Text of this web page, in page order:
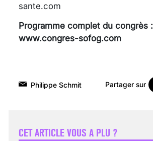
sante.com
Programme complet du congrès :
www.congres-sofog.com
Philippe Schmit Partager sur
CET ARTICLE VOUS A PLU ?